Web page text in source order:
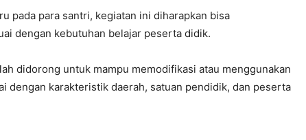
pada para santri, kegiatan ini diharapkan bisa
dengan kebutuhan belajar peserta didik.
didorong untuk mampu memodifikasi atau menggunakan
dengan karakteristik daerah, satuan pendidik, dan peserta